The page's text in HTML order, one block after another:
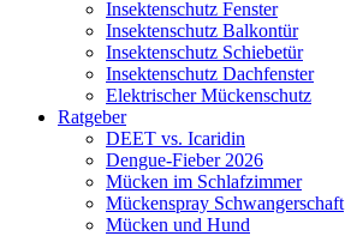
Insektenschutz Fenster
Insektenschutz Balkontür
Insektenschutz Schiebetür
Insektenschutz Dachfenster
Elektrischer Mückenschutz
Ratgeber
DEET vs. Icaridin
Dengue-Fieber 2026
Mücken im Schlafzimmer
Mückenspray Schwangerschaft
Mücken und Hund